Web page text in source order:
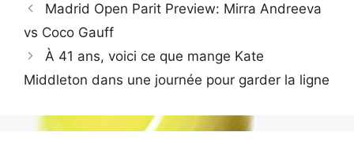
Madrid Open Parit Preview: Mirra Andreeva
vs Coco Gauff
À 41 ans, voici ce que mange Kate
Middleton dans une journée pour garder la ligne